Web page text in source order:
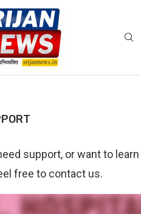
support, or want to learn
free to contact us.